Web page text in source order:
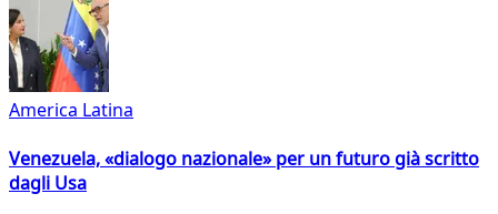
America Latina
Venezuela, «dialogo nazionale» per un futuro già scritto
dagli Usa